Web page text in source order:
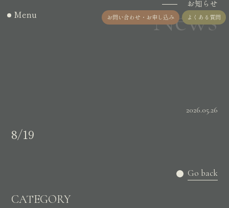
Menu お問い合わせ・お申し込み よくある質問
お知らせ
News
2026.05.26
8/19
Go back
CATEGORY